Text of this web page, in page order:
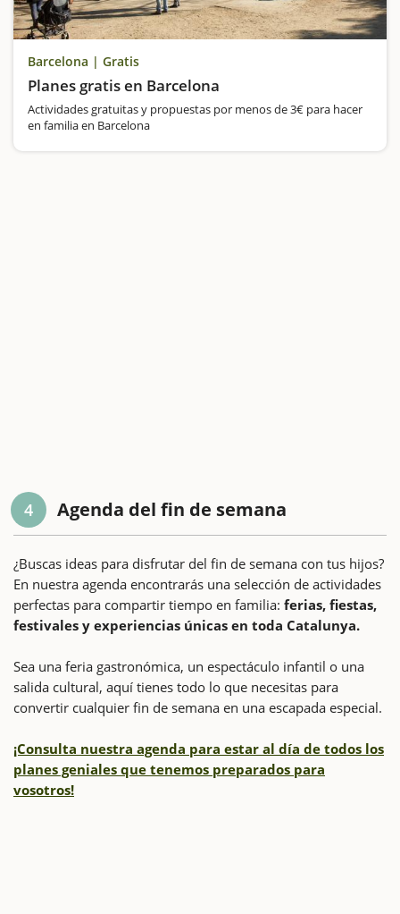
Barcelona | Gratis
Planes gratis en Barcelona
Actividades gratuitas y propuestas por menos de 3€ para hacer
en familia en Barcelona
4 Agenda del fin de semana
¿Buscas ideas para disfrutar del fin de semana con tus hijos?
En nuestra agenda encontrarás una selección de actividades
perfectas para compartir tiempo en familia: ferias, fiestas,
festivales y experiencias únicas en toda Catalunya.
Sea una feria gastronómica, un espectáculo infantil o una
salida cultural, aquí tienes todo lo que necesitas para
convertir cualquier fin de semana en una escapada especial.
¡Consulta nuestra agenda para estar al día de todos los
planes geniales que tenemos preparados para
vosotros!